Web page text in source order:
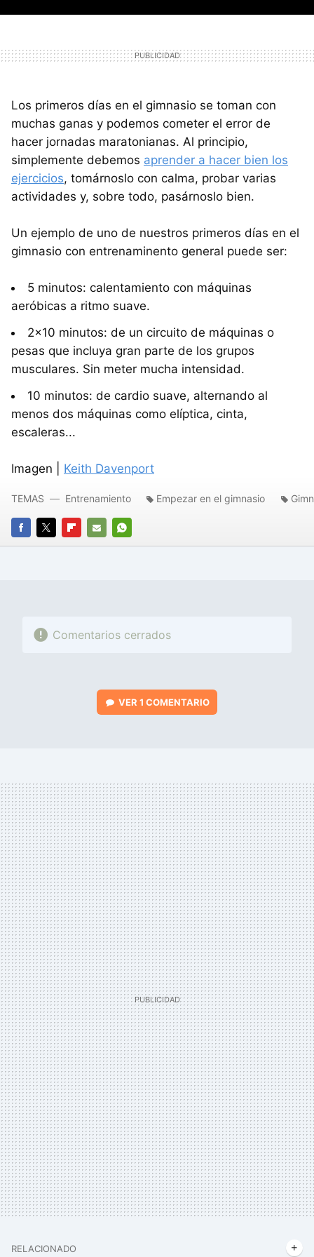
Los primeros días en el gimnasio se toman con
muchas ganas y podemos cometer el error de
hacer jornadas maratonianas. Al principio,
simplemente debemos aprender a hacer bien los
ejercicios, tomárnoslo con calma, probar varias
actividades y, sobre todo, pasárnoslo bien.
Un ejemplo de uno de nuestros primeros días en el
gimnasio con entrenaminento general puede ser:
5 minutos: calentamiento con máquinas
aeróbicas a ritmo suave.
2x10 minutos: de un circuito de máquinas o
pesas que incluya gran parte de los grupos
musculares. Sin meter mucha intensidad.
10 minutos: de cardio suave, alternando al
menos dos máquinas como elíptica, cinta,
escaleras...
Imagen | Keith Davenport
FACEBOOK
TWITTERFLIPBOARD
E-
WHATSAPP
TEMAS Entrenamiento Empezar en el gimnasio
Comentarios cerrados
VER 1 COMENTARIO
RELACIONADO